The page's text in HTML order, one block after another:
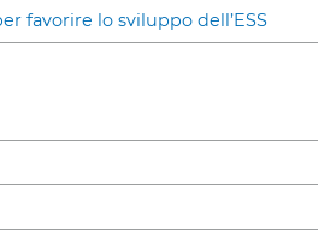
favorire lo sviluppo dell’ESS